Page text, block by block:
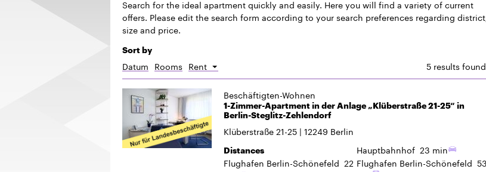
1-Zimmer-Apartment in der Anlage „Klüberstraße 21-25“ in
Berlin-Steglitz-Zehlendorf
min
Flughafen Berlin-Schönefeld 53
min
PKW-Stellplatz(zur Anmietung)
Waschcenter mit
Waschmaschinen und Trocknern
(Kartenzahlung)
Hausmeister-Service
24h Check-in Tischtennis